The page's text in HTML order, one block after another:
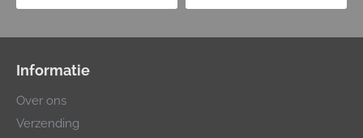
Informatie
Over ons
Verzending